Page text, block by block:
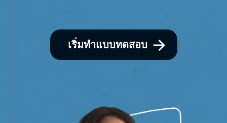
เริ่มทำแบบทดสอบ